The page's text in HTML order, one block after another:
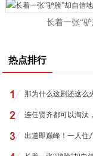
长着一张“
热点排行
那为什么这剧还这么
连任贤齐都可以淘汰
出道即巅峰！一人住